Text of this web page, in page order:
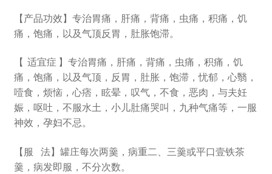
【产品功效】专治胃痛，肝痛，背痛，虫痛，积痛，饥
痛，饱痛，以及气顶反胃，肚胀饱滞。
【 适宜症 】专治胃痛，肝痛，背痛，虫痛，积痛，饥
痛，饱痛，以及气顶，反胃，肚胀，饱滞，忧郁，心翳，
噎食，烦恼，心痞，眩晕，叹气，不食，恶肉，与夫妊
娠，呕吐，不服水土，小儿肚痛哭叫，九种气痛等，一服
神效，孕妇不忌。
【服 法】罐庄每次两羹，病重二、三羹或平口壹铁茶
羹，病发即服，不分次数。